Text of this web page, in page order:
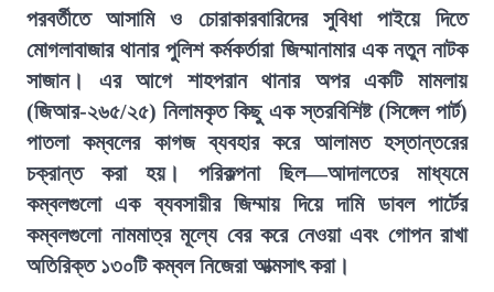
পরবর্তীতে আসামি ও চোরাকারবারিদের সুবিধা পাইয়ে দিতে
মোগলাবাজার থানার পুলিশ কর্মকর্তারা জিম্মানামার এক নতুন নাটক
সাজান। এর আগে শাহপরান থানার অপর একটি মামলায়
(জিআর-২৬৫/২৫) নিলামকৃত কিছু এক স্তরবিশিষ্ট (সিঙ্গেল পার্ট)
পাতলা কম্বলের কাগজ ব্যবহার করে আলামত হস্তান্তরের
চক্রান্ত করা হয়। পরিকল্পনা ছিল—আদালতের মাধ্যমে
কম্বলগুলো এক ব্যবসায়ীর জিম্মায় দিয়ে দামি ডাবল পার্টের
কম্বলগুলো নামমাত্র মূল্যে বের করে নেওয়া এবং গোপন রাখা
অতিরিক্ত ১৩০টি কম্বল নিজেরা আত্মসাৎ করা।